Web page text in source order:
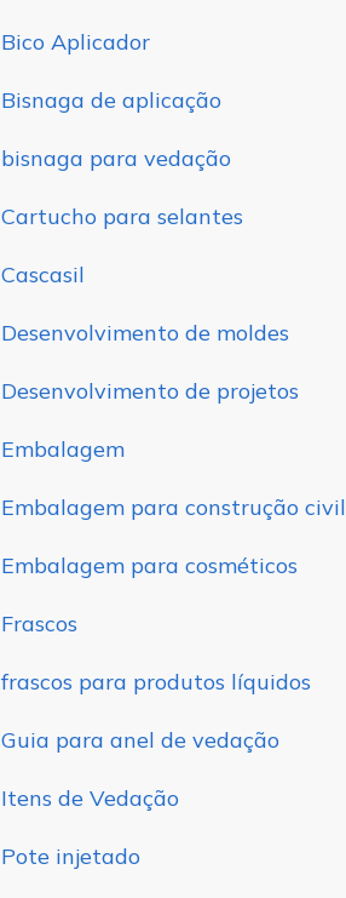
Bico Aplicador
Bisnaga de aplicação
bisnaga para vedação
Cartucho para selantes
Cascasil
Desenvolvimento de moldes
Desenvolvimento de projetos
Embalagem
Embalagem para construção civil
Embalagem para cosméticos
Frascos
frascos para produtos líquidos
Guia para anel de vedação
Itens de Vedação
Pote injetado